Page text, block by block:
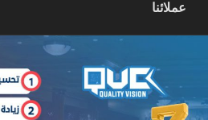
عملائنا